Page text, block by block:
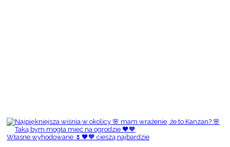
Własne wyhodowane 🌷🖤🧡 cieszą najbardzie